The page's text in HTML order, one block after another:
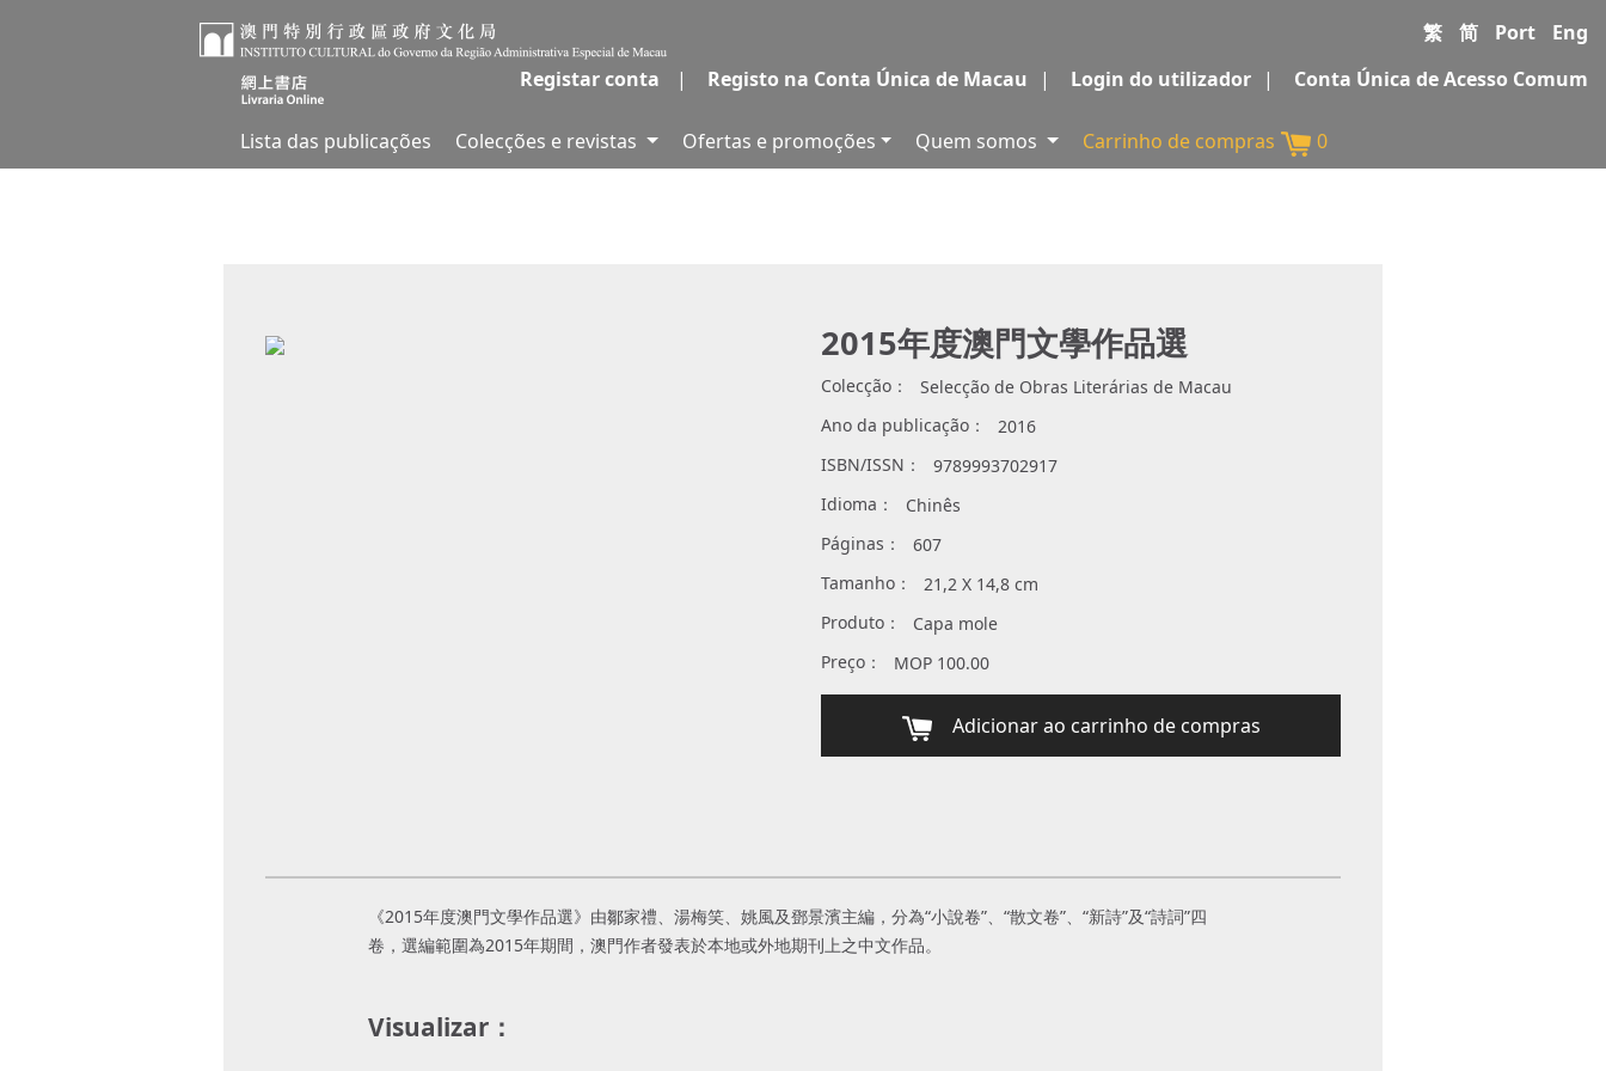
繁 简 Port
Eng
Registar conta
| Registo na Conta Única de Macau | Login do utilizador | Conta Única de Acesso Comum
Lista das publicações Colecções e revistas Ofertas e promoções Quem somos Carrinho de compras 0
2015年度澳門文學作品選
Colecção：
Selecção de Obras Literárias de Macau
Ano da publicação：
2016
ISBN/ISSN：
9789993702917
Idioma：
Chinês
Páginas：
607
Tamanho：
21,2 X 14,8 cm
Produto：
Capa mole
Preço：
MOP 100.00
Adicionar ao carrinho de compras
《2015年度澳門文學作品選》由鄒家禮、湯梅笑、姚風及鄧景濱主編，分為“小說卷”、“散文卷”、“新詩”及“詩詞”四
卷，選編範圍為2015年期間，澳門作者發表於本地或外地期刊上之中文作品。
Visualizar：